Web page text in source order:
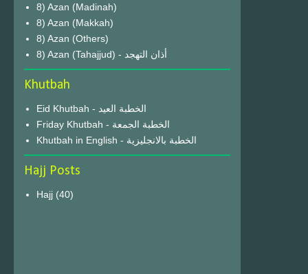
8) Azan (Madinah)
8) Azan (Makkah)
8) Azan (Others)
8) Azan (Tahajjud) - أذان التهجد
Khutbah
Eid Khutbah - الخطبة العيد
Friday Khutbah - الخطبة الجمعة
Khutbah in English - الخطبة بالانجليزية
Hajj Posts
Hajj (40)